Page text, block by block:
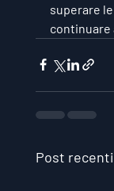
superare
continuare
Post recenti